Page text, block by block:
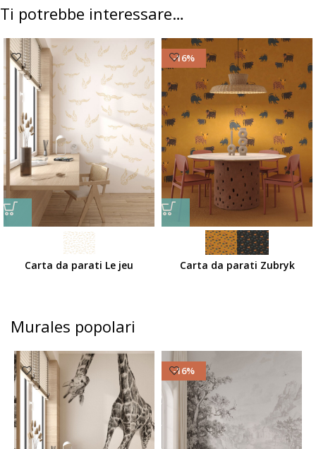
Ti potrebbe interessare…
Carta da parati Le jeu
-16%
Carta da parati Zubryk
Murales popolari
-16%